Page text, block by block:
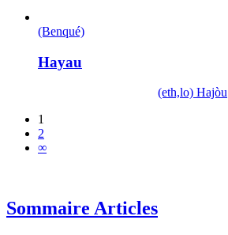
(Benqué)
Hayau
(eth,lo) Hajòu
1
2
∞
Sommaire Articles